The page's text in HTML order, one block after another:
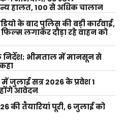
हालत, 100 से अधिक चालान
के बाद पुलिस की बड़ी कार्रवाई,
लगाकर दौड़ा रहे वाहन को
निर्देश; भीमताल में मानसून से
में जुलाई सत्र 2026 के प्रवेश 1
आवेदन
की तैयारियां पूरी, 6 जुलाई को